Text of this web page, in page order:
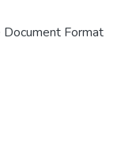
Format